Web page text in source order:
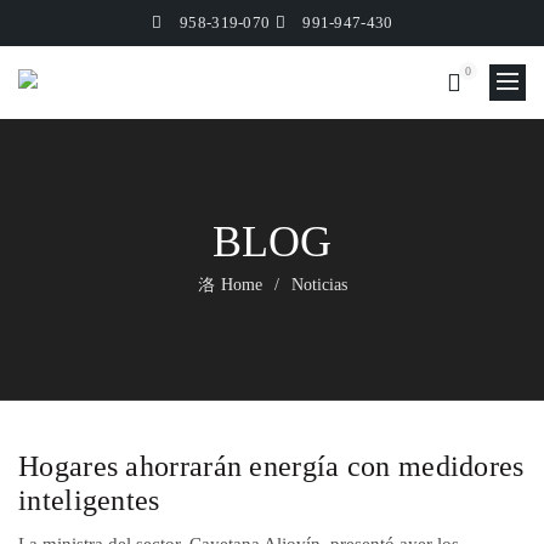
958-319-070 991-947-430
0
BLOG
Home Noticias
Hogares ahorrarán energía con medidores
inteligentes